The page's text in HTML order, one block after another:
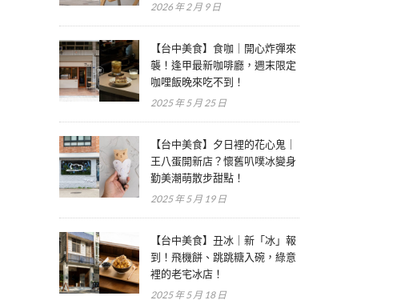
2026 年 2 月 9 日
【台中美食】食咖｜開心炸彈來
襲！逢甲最新咖啡廳，週末限定
咖哩飯晚來吃不到！
2025 年 5 月 25 日
【台中美食】夕日裡的花心鬼｜
王八蛋開新店？懷舊叭噗冰變身
勤美潮萌散步甜點！
2025 年 5 月 19 日
【台中美食】丑冰｜新「冰」報
到！飛機餅、跳跳糖入碗，綠意
裡的老宅冰店！
2025 年 5 月 18 日